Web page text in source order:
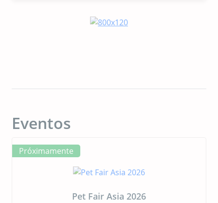
Eventos
Próximamente
CIPAL 2026